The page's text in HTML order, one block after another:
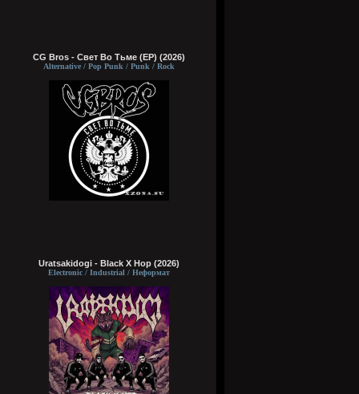
CG Bros - Свет Во Тьме (EP) (2026)
Alternative / Pop Punk / Punk / Rock
Uratsakidogi - Black X Hop (2026)
Electronic / Industrial / Неформат